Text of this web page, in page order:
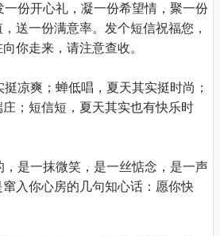
一份开心礼，凝一份希望情，聚一份
送一份满意率。发个短信祝福您，
你走来，请注意查收。
凉爽；蝉低唱，夏天其实挺时尚；
；短信短，夏天其实也有快乐时
，是一抹微笑，是一丝惦念，是一声
入你心房的几句知心话：愿你快